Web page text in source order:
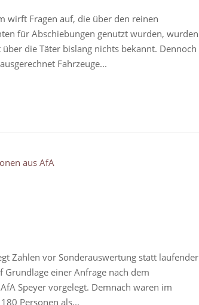
wirft Fragen auf, die über den reinen
für Abschiebungen genutzt wurden, wurden
die Täter bislang nichts bekannt. Dennoch
Fahrzeuge...
Zahlen vor Sonderauswertung statt laufender
einer Anfrage nach dem
Speyer vorgelegt. Demnach waren im
Personen als...